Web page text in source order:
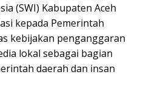
(SWI) Kabupaten Aceh
kepada Pemerintah
kebijakan penganggaran
lokal sebagai bagian
daerah dan insan